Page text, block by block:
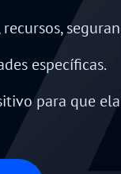
específicas.
para que